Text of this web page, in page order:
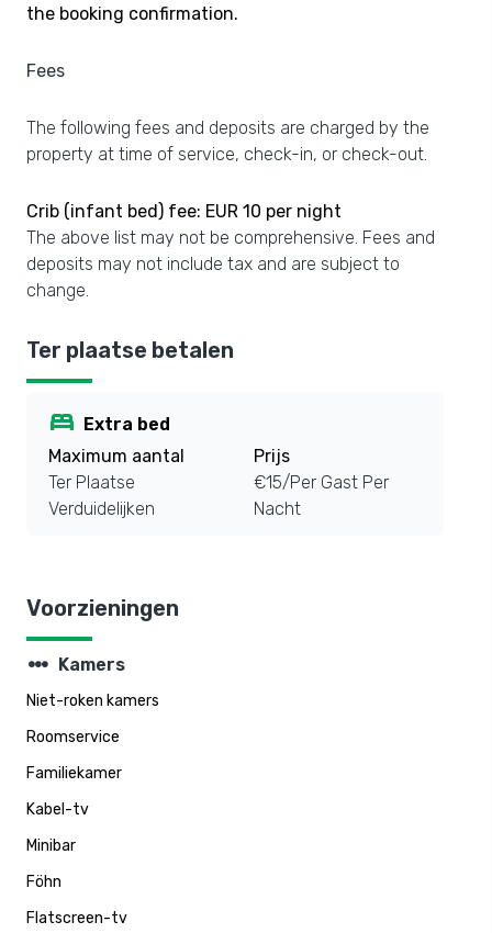
the booking confirmation.
Fees
The following fees and deposits are charged by the
property at time of service, check-in, or check-out.
Crib (infant bed) fee: EUR 10 per night
The above list may not be comprehensive. Fees and
deposits may not include tax and are subject to
change.
Ter plaatse betalen
bed Extra bed
Maximum aantal
Ter Plaatse
Verduidelijken
Prijs
€15/Per Gast Per
Nacht
Voorzieningen
steppers Kamers
Niet-roken kamers
Roomservice
Familiekamer
Kabel-tv
Minibar
Föhn
Flatscreen-tv